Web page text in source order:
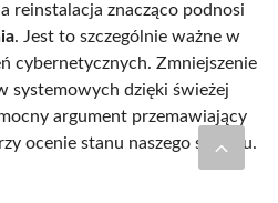
reinstalacja znacząco podnosi
. Jest to szczególnie ważne w
cybernetycznych. Zmniejszenie
systemowych dzięki świeżej
argument przemawiający
ocenie stanu naszego sprzętu.